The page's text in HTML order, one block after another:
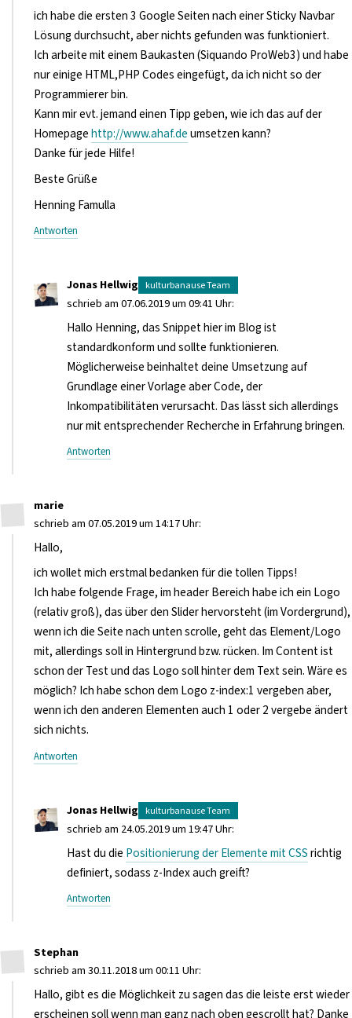
ich habe die ersten 3 Google Seiten nach einer Sticky Navbar
Lösung durchsucht, aber nichts gefunden was funktioniert.
Ich arbeite mit einem Baukasten (Siquando ProWeb3) und habe
nur einige HTML,PHP Codes eingefügt, da ich nicht so der
Programmierer bin.
Kann mir evt. jemand einen Tipp geben, wie ich das auf der
Homepagehttp://www.ahaf.deumsetzen kann?
Danke für jede Hilfe!
Beste Grüße
Henning Famulla
Antworten
Jonas Hellwig
schrieb am 07.06.2019 um 09:41 Uhr:
Hallo Henning, das Snippet hier im Blog ist
standardkonform und sollte funktionieren.
Möglicherweise beinhaltet deine Umsetzung auf
Grundlage einer Vorlage aber Code, der
Inkompatibilitäten verursacht. Das lässt sich allerdings
nur mit entsprechender Recherche in Erfahrung bringen.
Antworten
marie
schrieb am 07.05.2019 um 14:17 Uhr:
Hallo,
ich wollet mich erstmal bedanken für die tollen Tipps!
Ich habe folgende Frage, im header Bereich habe ich ein Logo
(relativ groß), das über den Slider hervorsteht (im Vordergrund),
wenn ich die Seite nach unten scrolle, geht das Element/Logo
mit, allerdings soll in Hintergrund bzw. rücken. Im Content ist
schon der Test und das Logo soll hinter dem Text sein. Wäre es
möglich? Ich habe schon dem Logo z-index:1 vergeben aber,
wenn ich den anderen Elementen auch 1 oder 2 vergebe ändert
sich nichts.
Antworten
Jonas Hellwig
schrieb am 24.05.2019 um 19:47 Uhr:
Hast du die Positionierung der Elemente mit CSSrichtig
definiert, sodass z-Index auch greift?
Antworten
Stephan
schrieb am 30.11.2018 um 00:11 Uhr:
Hallo, gibt es die Möglichkeit zu sagen das die leiste erst wieder
erscheinen soll wenn man ganz nach oben gescrollt hat? Danke